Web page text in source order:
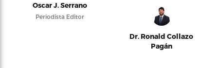
Oscar J. Serrano
Periodista Editor
Dr. Ronald Collazo
Pagán